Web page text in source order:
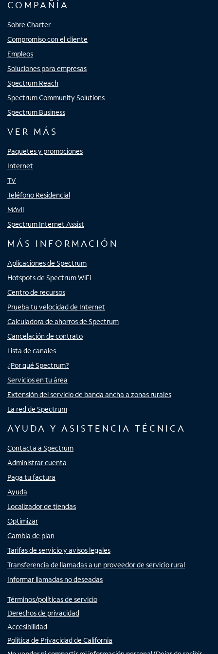
COMPAÑÍA
Sobre Charter
Compromiso con el cliente
Empleos
Soluciones para empresas
Spectrum Reach
Spectrum Community Solutions
Spectrum Business
VER MÁS
Paquetes y promociones
Internet
TV
Teléfono Residencial
Móvil
Spectrum Internet Assist
MÁS INFORMACIÓN
Aplicaciones de Spectrum
Hotspots de Spectrum WiFi
Centro de recursos
Prueba tu velocidad de Internet
Calculadora de ahorros de Spectrum
Cancelación de contrato
Lista de canales
¿Por qué Spectrum?
Servicios en tu área
Extensión del servicio de banda ancha a zonas rurales
La red de Spectrum
AYUDA Y ASISTENCIA TÉCNICA
Contacta a Spectrum
Administrar cuenta
Paga tu factura
Ayuda
Localizador de tiendas
Optimizar
Cambia de plan
Tarifas de servicio y avisos legales
Transferencia de llamadas a un proveedor de servicio rural
Informar llamadas no deseadas
Términos/políticas de servicio
Derechos de privacidad
Accesibilidad
Política de Privacidad de California